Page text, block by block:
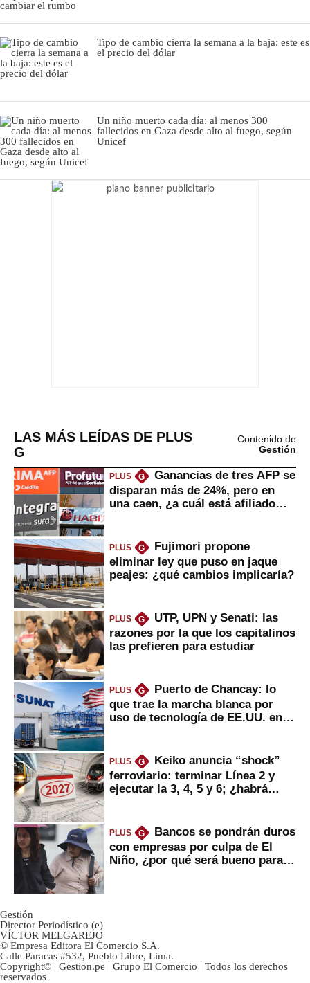
Tipo de cambio cierra la semana a la baja: este es
el precio del dólar
Un niño muerto cada día: al menos 300
fallecidos en Gaza desde alto al fuego, según
Unicef
LAS MÁS LEÍDAS DE PLUS
G
Contenido de
Gestión
PLUS G
Ganancias de tres AFP se
disparan más de 24%, pero en
una caen, ¿a cuál está afiliado
PLUS G
Fujimori propone
eliminar ley que puso en jaque
peajes: ¿qué cambios implicaría?
PLUS G
UTP, UPN y Senati: las
razones por la que los capitalinos
las prefieren para estudiar
PLUS G
Puerto de Chancay: lo
que trae la marcha blanca por
uso de tecnología de EE.UU. en
PLUS G
Keiko anuncia “shock”
ferroviario: terminar Línea 2 y
ejecutar la 3, 4, 5 y 6; ¿habrá
PLUS G
Bancos se pondrán duros
con empresas por culpa de El
Niño, ¿por qué será bueno para
Gestión
Director Periodístico (e)
VÍCTOR MELGAREJO
© Empresa Editora El Comercio S.A.
Calle Paracas #532, Pueblo Libre, Lima.
Copyright© | Gestion.pe | Grupo El Comercio | Todos los derechos
reservados